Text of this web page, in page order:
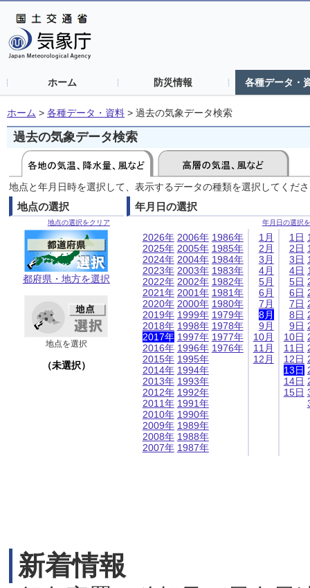
ホーム 防災情報 各種データ・
ホーム > 各種データ・資料 > 過去の気象データ検索
過去の気象データ検索
地点と年月日時を選択して、表示するデータの種類を選択してくだ
地点の選択
地点の選択をクリア
都府県・地方を選択
地点を選択
（未選択）
年月日の選択
年月日の選択
2026年
2025年
2024年
2023年
2022年
2021年
2020年
2019年
2018年
2017年
2016年
2015年
2014年
2013年
2012年
2011年
2010年
2009年
2008年
2007年
2006年
2005年
2004年
2003年
2002年
2001年
2000年
1999年
1998年
1997年
1996年
1995年
1994年
1993年
1992年
1991年
1990年
1989年
1988年
1987年
1986年
1985年
1984年
1983年
1982年
1981年
1980年
1979年
1978年
1977年
1976年
1月
2月
3月
4月
5月
6月
7月
8月
9月
10月
11月
12月
1日
2日
3日
4日
5日
6日
7日
8日
9日
10日
11日
12日
13日
14日
15日
新着情報